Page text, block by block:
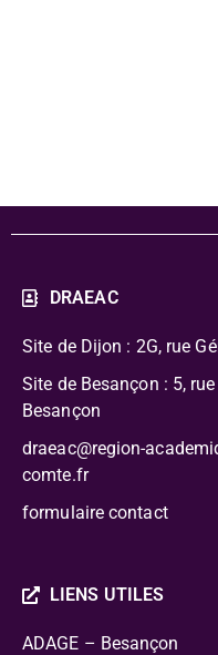
DRAEAC
Site de Dijon : 2G, rue
Site de Besançon : 5,
Besançon
draeac@region-
comte.fr
formulaire contact
LIENS UTILES
ADAGE – Besançon